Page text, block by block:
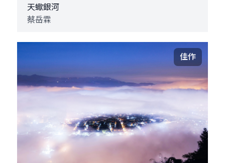
天蠍銀河
蔡岳霖
佳作